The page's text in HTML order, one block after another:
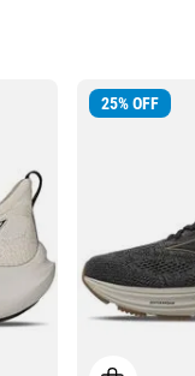
25%OFF